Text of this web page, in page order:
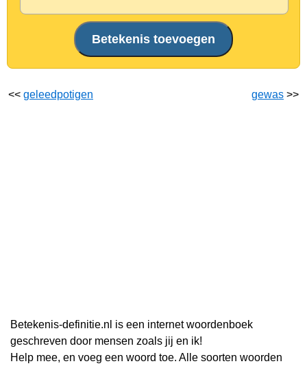
<< geleedpotigen gewas >>
Betekenis-definitie.nl is een internet woordenboek
geschreven door mensen zoals jij en ik!
Help mee, en voeg een woord toe. Alle soorten woorden